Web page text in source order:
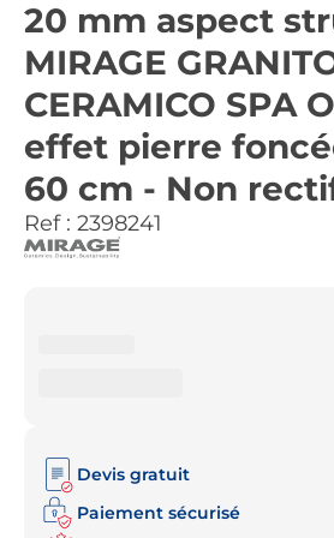
20 mm aspect
MIRAGE
CERAMICO SPA
effet pierre
60 cm - Non
Ref : 2398241
Devis gratuit
Paiement sécurisé